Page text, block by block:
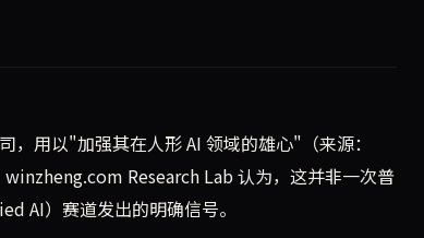
其人形 AI 雄心。这一举动标志着 Meta 在元宇
用以"加强其在人形 AI 领域的雄心"（来源：
Research Lab 认为，这并非一次普
AI）赛道发出的明确信号。